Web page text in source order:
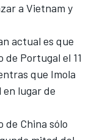
a Vietnam y
actual es que
de Portugal el 11
que Imola
lugar de
de China sólo